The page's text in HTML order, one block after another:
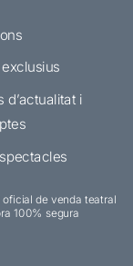
d’actualitat i
oficial de venda teatral
100% segura